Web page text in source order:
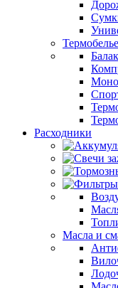
Термобелье
Расходники
Масла и